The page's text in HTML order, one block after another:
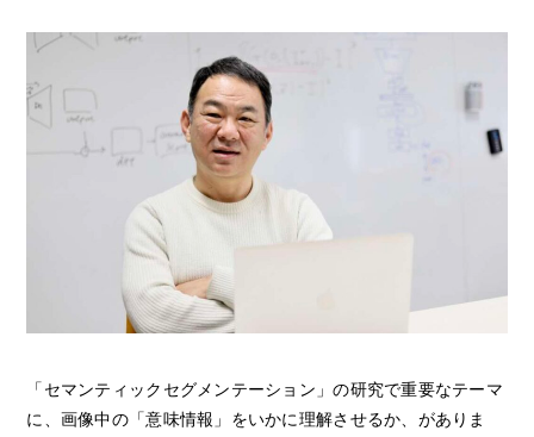
「セマンティックセグメンテーション」の研究で重要なテーマ
に、画像中の「意味情報」をいかに理解させるか、がありま